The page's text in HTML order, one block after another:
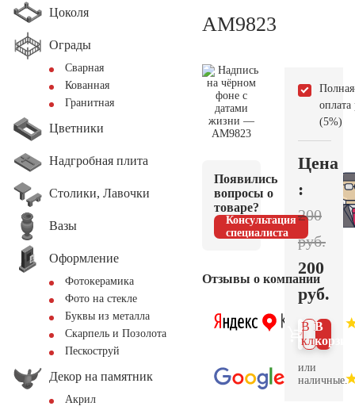
Цоколя
Ограды
Сварная
Кованная
Гранитная
Цветники
Надгробная плита
Столики, Лавочки
Вазы
Оформление
Фотокерамика
Фото на стекле
Буквы из металла
Скарпель и Позолота
Пескоструй
Декор на памятник
Акрил
AM9823
Появились
вопросы о
товаре?
Консультация
специалиста
Отзывы о компании
Полная
оплата
(5%)
Цена
:
200
руб.
200
руб.
В
В 1
клик
или
наличные.